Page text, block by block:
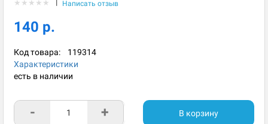
★ ★ ★ ★ ★ Написать отзыв
140 р.
Код товара: 119314
Характеристики
есть в наличии
- + В корзину